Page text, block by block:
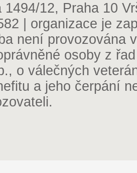
1494/12, Praha 10
| organizace je
není provozována
osoby z
o válečných
a jeho čerpání